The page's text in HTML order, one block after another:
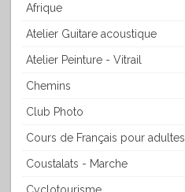
Afrique
Atelier Guitare acoustique
Atelier Peinture - Vitrail
Chemins
Club Photo
Cours de Français pour adultes
Coustalats - Marche
Cyclotourisme